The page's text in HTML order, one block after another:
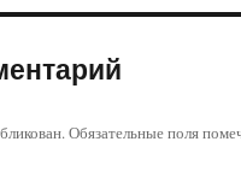
Обязательные поля